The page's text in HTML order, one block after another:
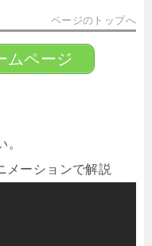
ページのトップへ
ページ
。
メーションで解説